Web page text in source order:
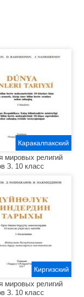
мировых религий
З. 10 класс
Каракалпакский
мировых религий
З. 10 класс
Киргизский